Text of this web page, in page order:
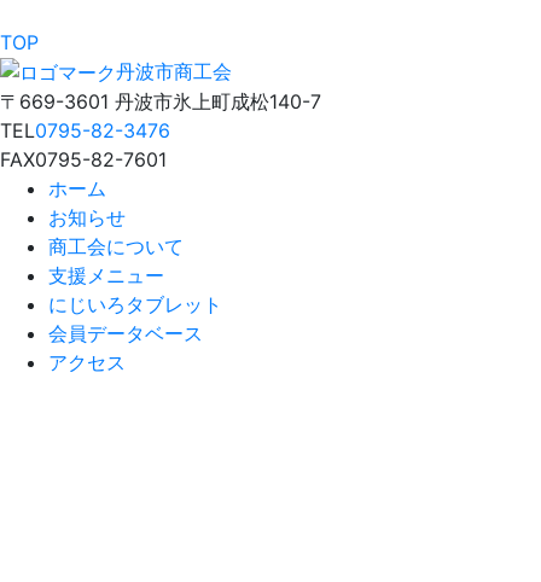
TOP
丹波市商工会
〒669-3601 丹波市氷上町成松140-7
TEL0795-82-3476
FAX0795-82-7601
ホーム
お知らせ
商工会について
支援メニュー
にじいろタブレット
会員データベース
アクセス